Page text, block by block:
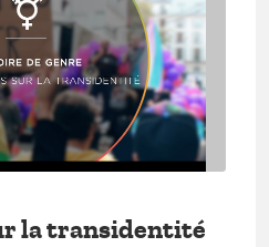
la transidentité